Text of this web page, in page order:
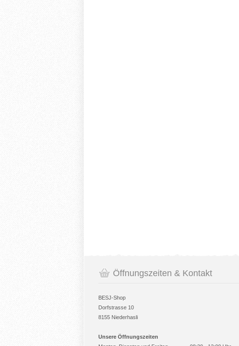
Öffnungszeiten & Kontakt
BESJ-Shop
Dorfstrasse 10
8155 Niederhasli
Unsere Öffnungszeiten